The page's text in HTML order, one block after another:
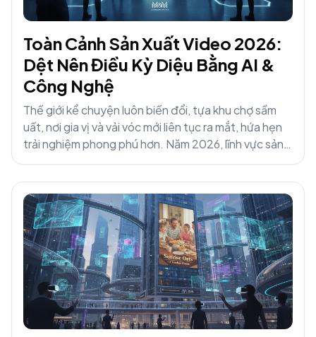
Toàn Cảnh Sản Xuất Video 2026:
Dệt Nên Điều Kỳ Diệu Bằng AI &
Công Nghệ
Thế giới kể chuyện luôn biến đổi, tựa khu chợ sầm
uất, nơi gia vị và vải vóc mới liên tục ra mắt, hứa hẹn
trải nghiệm phong phú hơn. Năm 2026, lĩnh vực sản
xuất video...